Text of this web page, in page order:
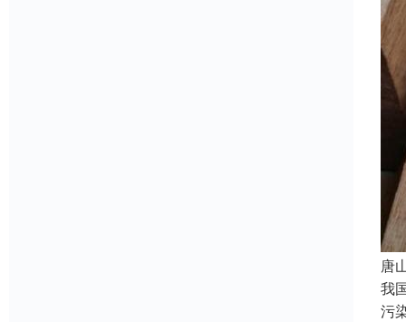
唐
我
污